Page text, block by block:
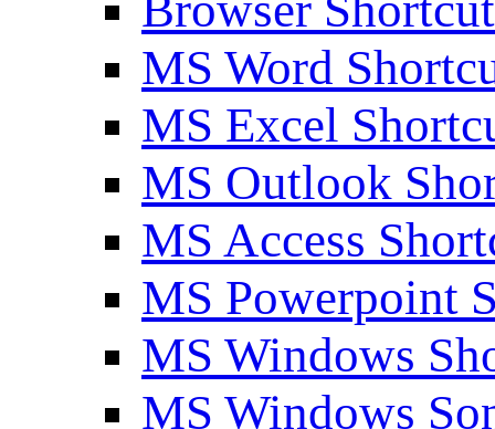
MS Word
MS Excel
MS Outlook
MS Access
MS Powerpoint
MS Windows
MS Windows